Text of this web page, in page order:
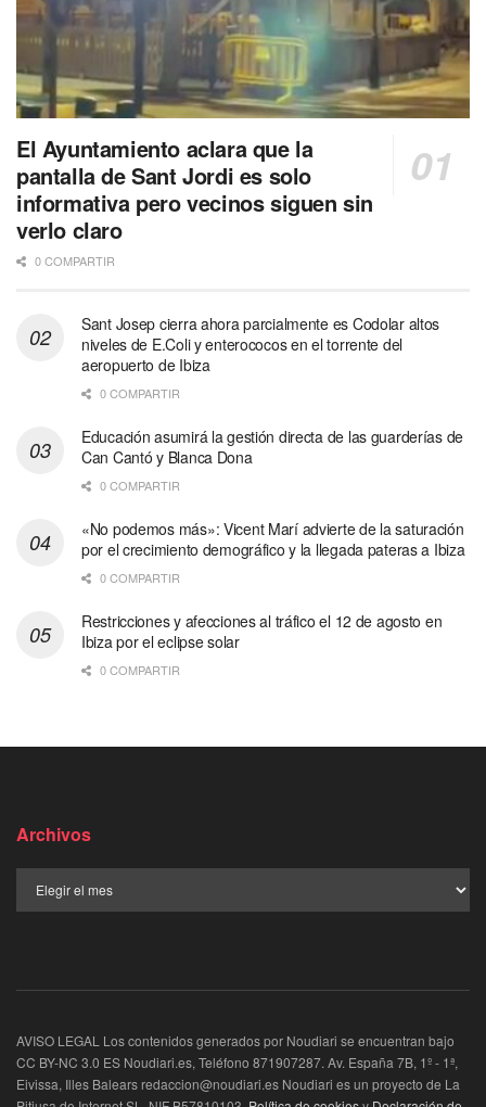
El Ayuntamiento aclara que la
pantalla de Sant Jordi es solo
informativa pero vecinos siguen sin
verlo claro
0 COMPARTIR
Sant Josep cierra ahora parcialmente es Codolar altos
niveles de E.Coli y enterococos en el torrente del
aeropuerto de Ibiza
0 COMPARTIR
Educación asumirá la gestión directa de las guarderías de
Can Cantó y Blanca Dona
0 COMPARTIR
«No podemos más»: Vicent Marí advierte de la saturación
por el crecimiento demográfico y la llegada pateras a Ibiza
0 COMPARTIR
Restricciones y afecciones al tráfico el 12 de agosto en
Ibiza por el eclipse solar
0 COMPARTIR
Archivos
AVISO LEGAL Los contenidos generados por Noudiari se encuentran bajo
CC BY-NC 3.0 ES Noudiari.es, Teléfono 871907287. Av. España 7B, 1º - 1ª,
Eivissa, Illes Balears redaccion@noudiari.es Noudiari es un proyecto de La